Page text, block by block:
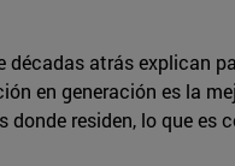
atrás explican
en generación es la
residen, lo que es